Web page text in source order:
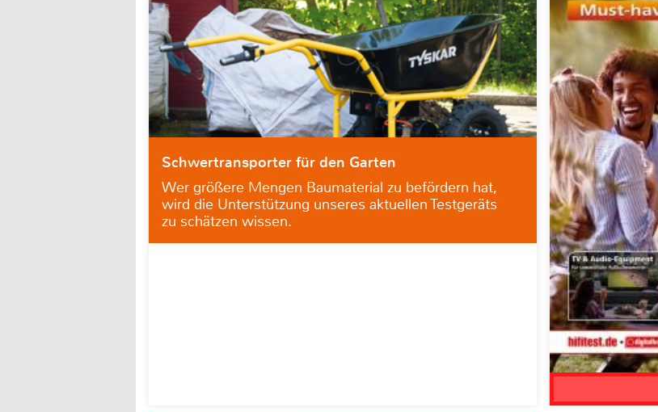
Schwertransporter für den Garten
Wer größere Mengen Baumaterial zu befördern hat,
wird die Unterstützung unseres aktuellen Testgeräts
zu schätzen wissen.